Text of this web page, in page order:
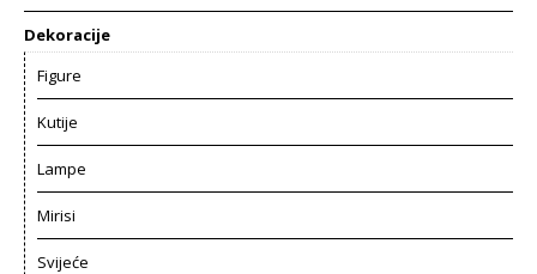
Dekoracije
Figure
Kutije
Lampe
Mirisi
Svijeće